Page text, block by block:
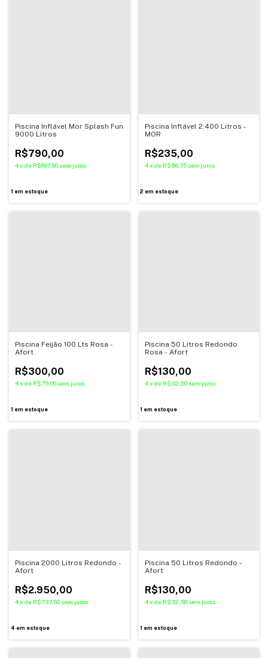
Piscina Inflável Mor Splash Fun
9000 Litros
R$790,00
4x de R$197,50 sem juros
1 em estoque
Piscina Inflável 2.400 Litros -
MOR
R$235,00
4 x de R$58,75 sem juros
2 em estoque
Piscina Feijão 100 Lts Rosa -
Afort
R$300,00
4x de R$75,00 sem juros
1 em estoque
Piscina 50 Litros Redondo
Rosa - Afort
R$130,00
4 x de R$32,50 sem juros
1 em estoque
Piscina 2000 Litros Redondo -
Afort
R$2.950,00
4x de R$737,50 sem juros
4 em estoque
Piscina 50 Litros Redondo -
Afort
R$130,00
4 x de R$32,50 sem juros
1 em estoque